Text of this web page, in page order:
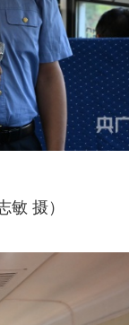
摄）